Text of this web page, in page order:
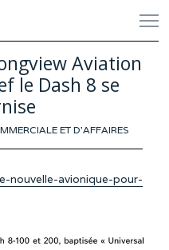
Aviation
le Dash 8 se
ET D'AFFAIRES
nouvelle-avionique-pour-